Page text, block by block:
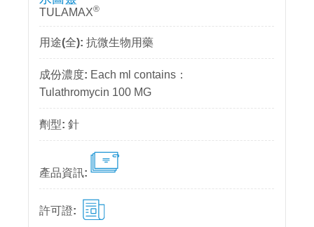
TULAMAX®
抗微生物用藥
Each ml contains：
Tulathromycin 100 MG
針